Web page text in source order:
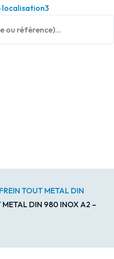
TOUT METAL DIN
METAL DIN 980 INOX A2 –